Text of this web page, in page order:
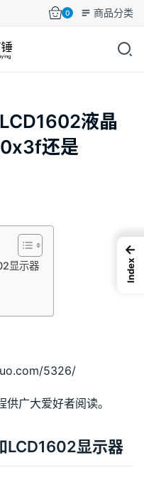
0 商品分类
液晶
还是
显示器
5326/
广大爱好者阅读。
LCD1602显示器
←
Index